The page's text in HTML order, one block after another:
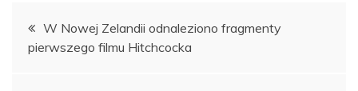
Nawigacja
wpisu
W Nowej Zelandii odnaleziono fragmenty
pierwszego filmu Hitchcocka